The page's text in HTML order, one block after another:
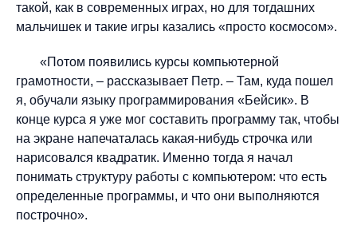
такой, как в современных играх, но для тогдашних
мальчишек и такие игры казались «просто космосом».
«Потом появились курсы компьютерной
грамотности, – рассказывает Петр. – Там, куда пошел
я, обучали языку программирования «Бейсик». В
конце курса я уже мог составить программу так, чтобы
на экране напечаталась какая-нибудь строчка или
нарисовался квадратик. Именно тогда я начал
понимать структуру работы с компьютером: что есть
определенные программы, и что они выполняются
построчно».